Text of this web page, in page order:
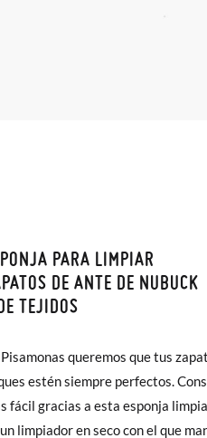
PARA LIMPIAR
DE ANTE DE NUBUCK
TEJIDOS
Pisamonas queremos que tus
estén siempre perfectos.
fácil gracias a esta esponja
limpiador en seco con el que
Pisamonas todos los Envíos son
en 60 días. ¡Te acercamos
más (3,95€) elegir Envío
Baleares el tiempo de envío es de
en Pisamonas envíos y cambios